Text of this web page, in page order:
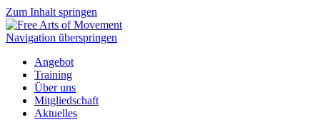
Zum Inhalt springen
Navigation überspringen
Angebot
Training
Über uns
Mitgliedschaft
Aktuelles